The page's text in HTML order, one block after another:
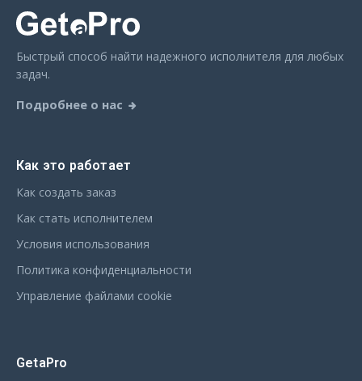
РЕГИСТРАЦИЯ
Быстрый способ найти надежного исполнителя для любых
задач.
Подробнее о нас
Как это работает
Как создать заказ
Как стать исполнителем
Условия использования
Политика конфиденциальности
Управление файлами cookie
GetaPro